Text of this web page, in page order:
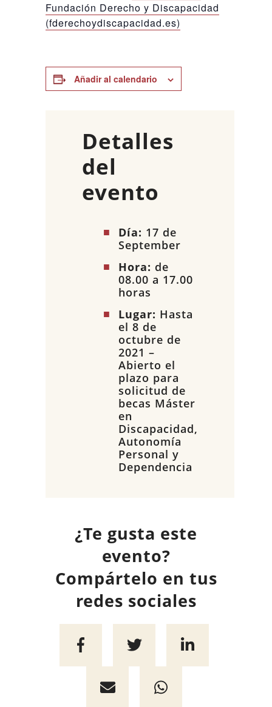
Fundación Derecho y Discapacidad
(fderechoydiscapacidad.es)
Añadir al calendario
Detalles
del
evento
Día: 17 de
September
Hora: de
08.00 a 17.00
horas
Lugar: Hasta
el 8 de
octubre de
2021 –
Abierto el
plazo para
solicitud de
becas Máster
en
Discapacidad,
Autonomía
Personal y
Dependencia
¿Te gusta este
evento?
Compártelo en tus
redes sociales